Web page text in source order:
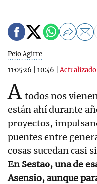
Peio Agirre
11·05·26
10:46 |Actualizado
A todos nos
están ahí durante
proyectos,
puentes entre
cosas sucedan casi
En Sestao, una de
Asensio, aunque